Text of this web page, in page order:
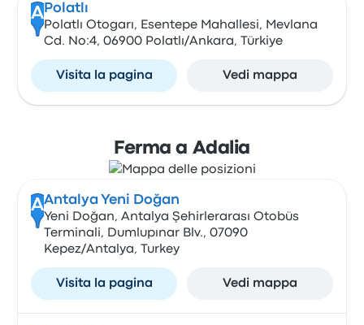
A Polatlı
Polatlı Otogarı, Esentepe Mahallesi, Mevlana
Cd. No:4, 06900 Polatlı/Ankara, Türkiye
Visita la pagina Vedi mappa
Ferma a Adalia
AAntalya Yeni Doğan
Yeni Doğan, Antalya Şehirlerarası Otobüs
Terminali, Dumlupınar Blv., 07090
Kepez/Antalya, Turkey
Visita la pagina Vedi mappa